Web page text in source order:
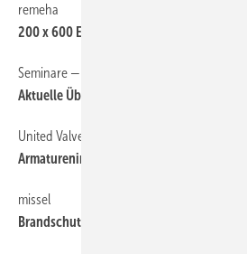
remeha
200 x 600 Euro extra
Seminare — Schulungen — Termine
Aktuelle Übersicht auf sbz-online.de
United Valves
Armaturenindustrie optimistisch
missel
Brandschutzpass